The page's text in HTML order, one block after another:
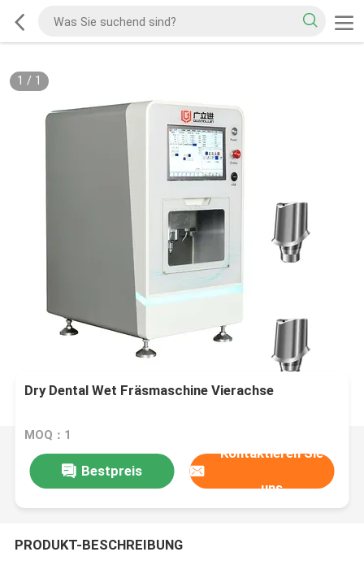
1 / 1
Dry Dental Wet Fräsmaschine Vierachse
MOQ：1
Bestpreis
Kontaktieren Sie
uns
PRODUKT-BESCHREIBUNG